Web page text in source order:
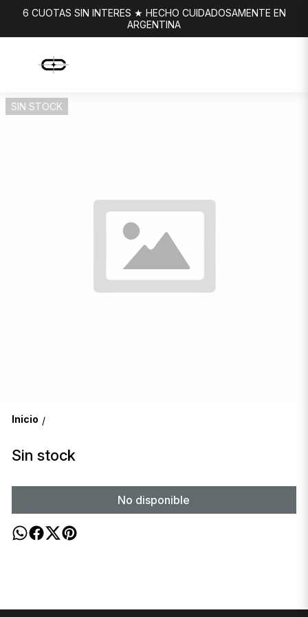
6 CUOTAS SIN INTERES ★ HECHO CUIDADOSAMENTE EN
ARGENTINA
SIN STOCK
Inicio /
Sin stock
No disponible